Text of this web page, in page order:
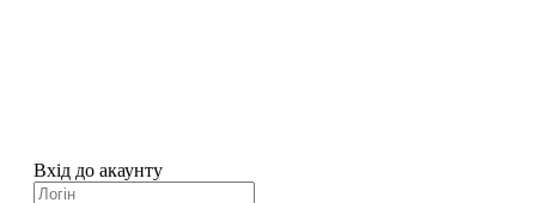
Вхід до акаунту